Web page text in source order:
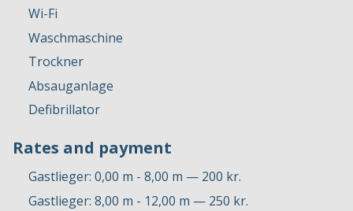
Wi-Fi
Waschmaschine
Trockner
Absauganlage
Defibrillator
Rates and payment
Gastlieger: 0,00 m - 8,00 m — 200 kr.
Gastlieger: 8,00 m - 12,00 m — 250 kr.